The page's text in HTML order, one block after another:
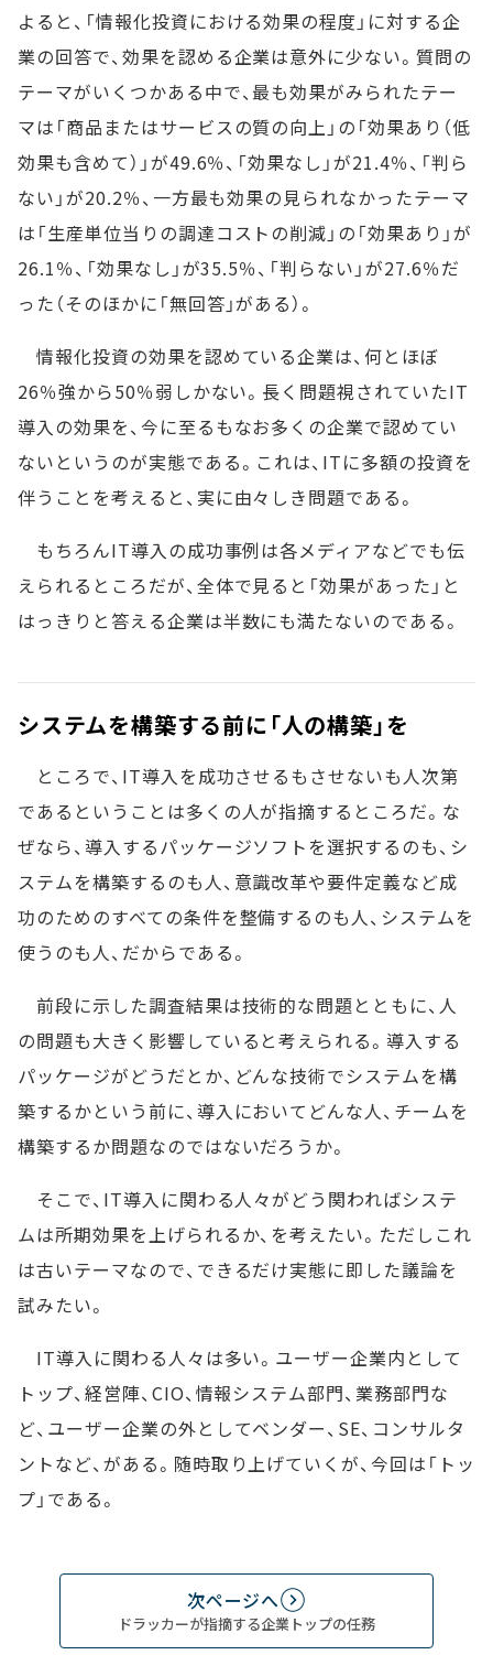
よると、「情報化投資における効果の程度」に対する企
業の回答で、効果を認める企業は意外に少ない。質問の
テーマがいくつかある中で、最も効果がみられたテー
マは「商品またはサービスの質の向上」の「効果あり（低
効果も含めて）」が49.6％、「効果なし」が21.4％、「判ら
ない」が20.2％、一方最も効果の見られなかったテーマ
は「生産単位当りの調達コストの削減」の「効果あり」が
26.1％、「効果なし」が35.5％、「判らない」が27.6％だ
った（そのほかに「無回答」がある）。
情報化投資の効果を認めている企業は、何とほぼ
26％強から50％弱しかない。長く問題視されていたIT
導入の効果を、今に至るもなお多くの企業で認めてい
ないというのが実態である。これは、ITに多額の投資を
伴うことを考えると、実に由々しき問題である。
もちろんIT導入の成功事例は各メディアなどでも伝
えられるところだが、全体で見ると「効果があった」と
はっきりと答える企業は半数にも満たないのである。
システムを構築する前に「人の構築」を
ところで、IT導入を成功させるもさせないも人次第
であるということは多くの人が指摘するところだ。な
ぜなら、導入するパッケージソフトを選択するのも、シ
ステムを構築するのも人、意識改革や要件定義など成
功のためのすべての条件を整備するのも人、システムを
使うのも人、だからである。
前段に示した調査結果は技術的な問題とともに、人
の問題も大きく影響していると考えられる。導入する
パッケージがどうだとか、どんな技術でシステムを構
築するかという前に、導入においてどんな人、チームを
構築するか問題なのではないだろうか。
そこで、IT導入に関わる人々がどう関わればシステ
ムは所期効果を上げられるか、を考えたい。ただしこれ
は古いテーマなので、できるだけ実態に即した議論を
試みたい。
IT導入に関わる人々は多い。ユーザー企業内として
トップ、経営陣、CIO、情報システム部門、業務部門な
ど、ユーザー企業の外としてベンダー、SE、コンサルタ
ントなど、がある。随時取り上げていくが、今回は「トッ
プ」である。
次ページへ
ドラッカーが指摘する企業トップの任務